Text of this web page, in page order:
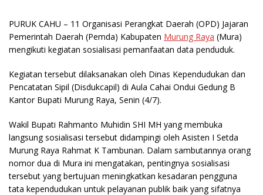
PURUK CAHU – 11 Organisasi Perangkat Daerah (OPD) Jajaran
Pemerintah Daerah (Pemda) Kabupaten Murung Raya (Mura)
mengikuti kegiatan sosialisasi pemanfaatan data penduduk.
Kegiatan tersebut dilaksanakan oleh Dinas Kependudukan dan
Pencatatan Sipil (Disdukcapil) di Aula Cahai Ondui Gedung B
Kantor Bupati Murung Raya, Senin (4/7).
Wakil Bupati Rahmanto Muhidin SHI MH yang membuka
langsung sosialisasi tersebut didampingi oleh Asisten I Setda
Murung Raya Rahmat K Tambunan. Dalam sambutannya orang
nomor dua di Mura ini mengatakan, pentingnya sosialisasi
tersebut yang bertujuan meningkatkan kesadaran pengguna
tata kependudukan untuk pelayanan publik baik yang sifatnya